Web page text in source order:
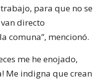
para que no se
directo
comuna”, mencionó.
me he enojado,
Me indigna que crean